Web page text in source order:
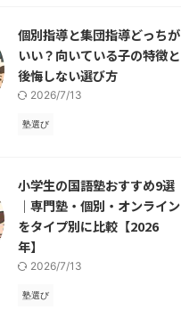
個別指導と集団指導どっちが
いい？向いている子の特徴と
後悔しない選び方
2026/7/13
塾選び
小学生の国語塾おすすめ9選
｜専門塾・個別・オンライン
をタイプ別に比較【2026
年】
2026/7/13
塾選び